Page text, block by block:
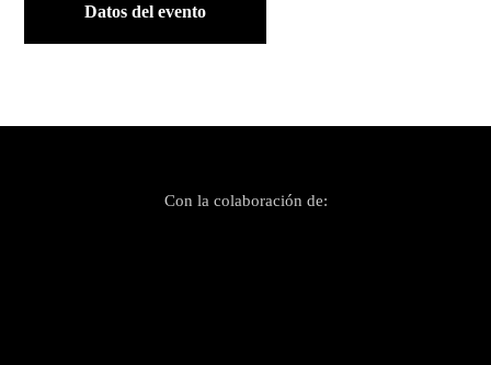
Datos del evento
Con la colaboración de: